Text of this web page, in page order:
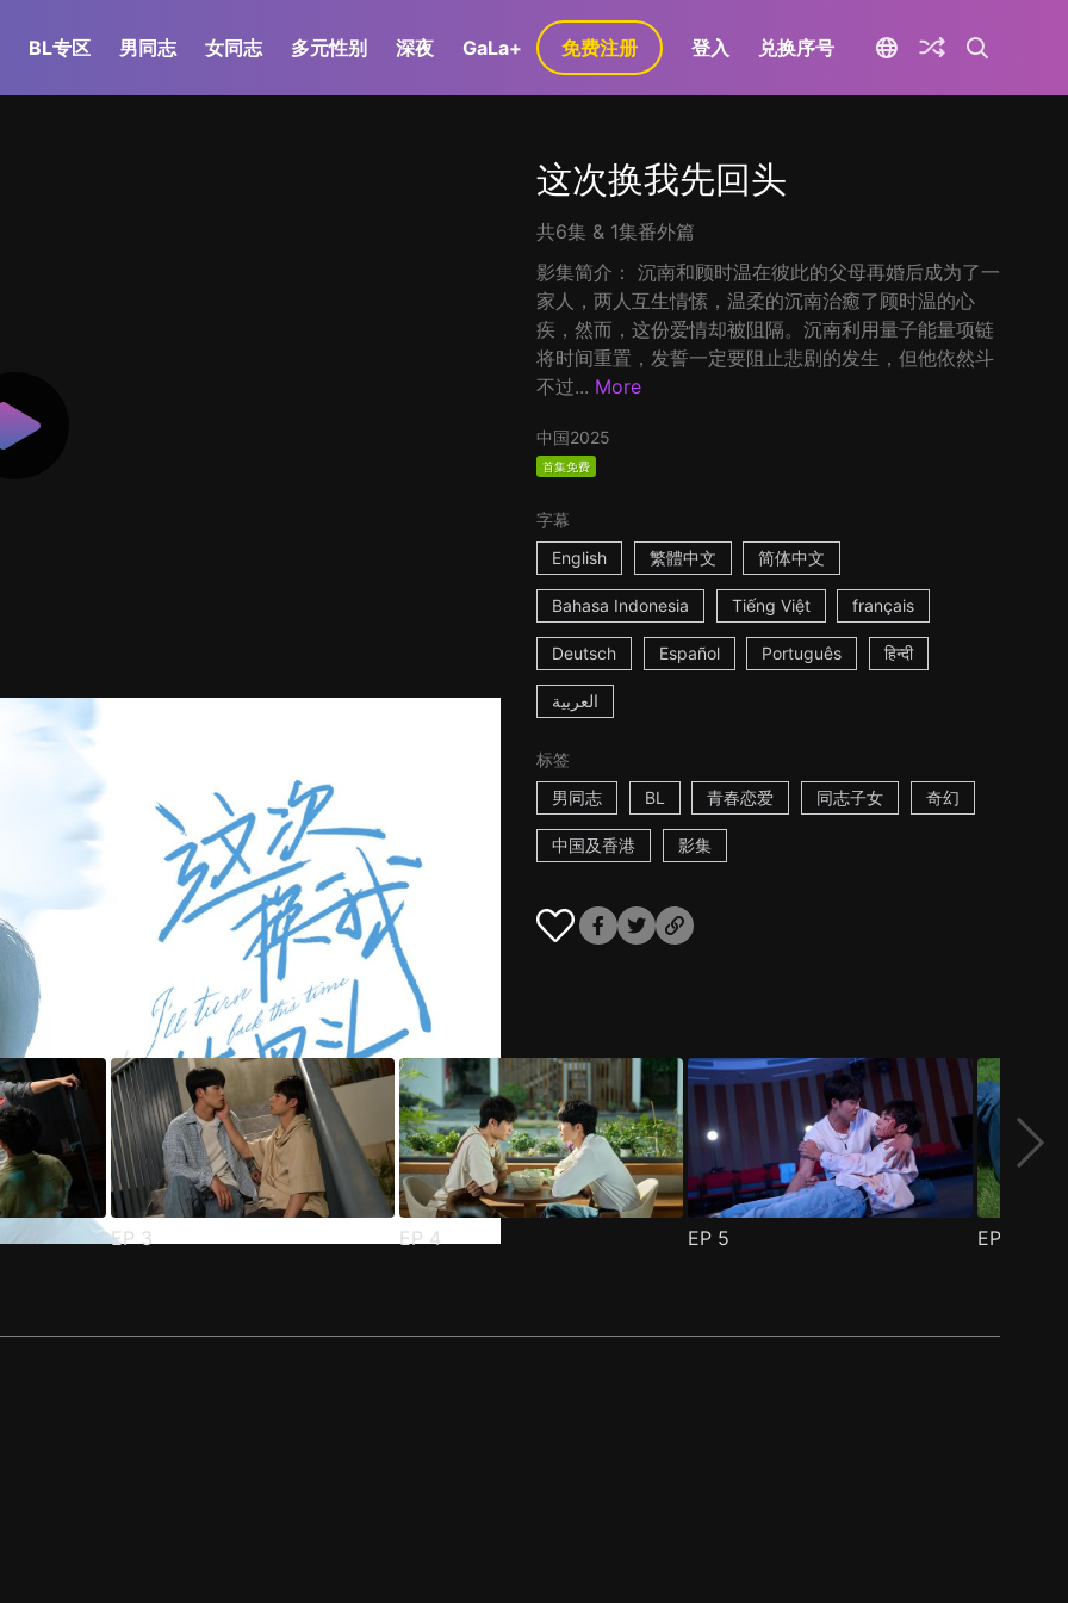
BL专区 男同志 女同志 多元性别 深夜 GaLa+ 免费注册 登入 兑换序号
这次换我先回头
共6集 & 1集番外篇
影集简介： 沉南和顾时温在彼此的父母再婚后成为了一
家人，两人互生情愫，温柔的沉南治癒了顾时温的心
疾，然而，这份爱情却被阻隔。沉南利用量子能量项链
将时间重置，发誓一定要阻止悲剧的发生，但他依然斗
不过... More
中国2025
首集免费
字幕
English
繁體中文 简体中文
Bahasa Indonesia Tiếng Việt français
Deutsch Español Português हिन्दी
العربية
标签
男同志
BL 青春恋爱 同志子女 奇幻
中国及香港 影集
EP3 EP4 EP 5 EP